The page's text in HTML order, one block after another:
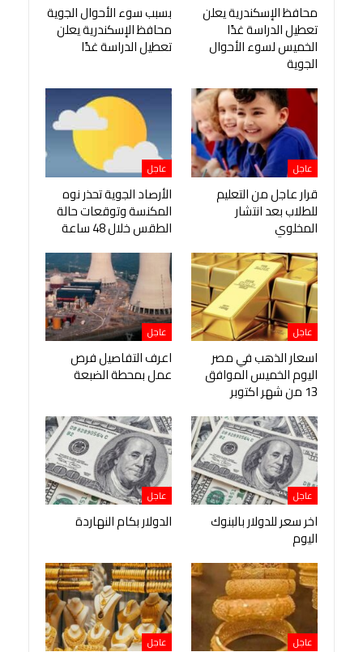
محافظ الإسكندرية يعلن
تعطيل الدراسة غدًا
الخميس لسوء الأحوال
الجوية
بسبب سوء الأحوال الجوية
محافظ الإسكندرية يعلن
تعطيل الدراسة غدًا
عاجل
قرار عاجل من التعليم
للطلاب بعد انتشار
المخلوي
عاجل
الأرصاد الجوية تحذر نوه
المكنسة وتوقعات حالة
الطقس خلال 48 ساعة
عاجل
اسعار الذهب في مصر
اليوم الخميس الموافق
13 من شهر اكتوبر
عاجل
اعرف التفاصيل فرص
عمل بمحطة الضبعة
عاجل
اخر سعر للدولار بالبنوك
اليوم
عاجل
الدولار بكام النهاردة
عاجل عاجل